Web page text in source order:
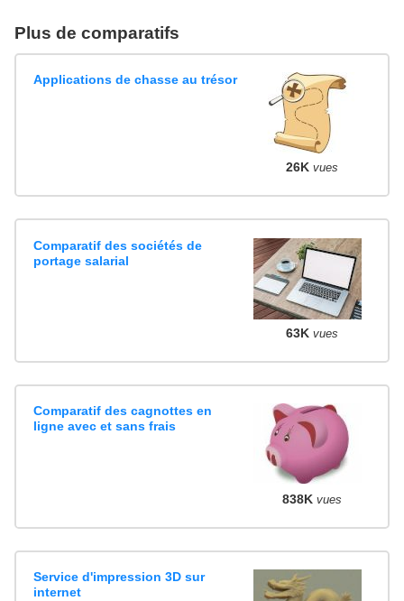
Plus de comparatifs
Applications de chasse au trésor
26K vues
Comparatif des sociétés de
portage salarial
63K vues
Comparatif des cagnottes en
ligne avec et sans frais
838K vues
Service d'impression 3D sur
internet